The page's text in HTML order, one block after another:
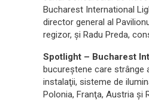
Bucharest International
director general al
regizor, şi Radu Preda,
Spotlight – Bucharest
bucureştene care strânge
instalaţii, sisteme de
Polonia, Franţa, Austria şi